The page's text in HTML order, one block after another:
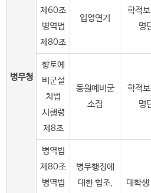
병무청
제60조
병역법
제80조
입영연기
학적
명
향토예
비군설
치법
시행령
제8조
동원예비군
소집
학적
명
병역법
제80조
병역법
병무행정에
대한 협조,
대학